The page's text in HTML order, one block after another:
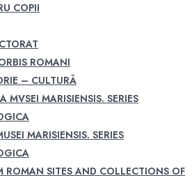
COPII
ROMANI
– CULTURĂ
MVSEI MARISIENSIS. SERIES
MARISIENSIS. SERIES
ROMAN SITES AND COLLECTIONS OF